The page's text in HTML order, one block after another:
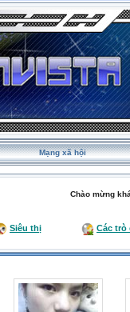
Mạng xã hội
Chào mừng
Siêu thị Các trò